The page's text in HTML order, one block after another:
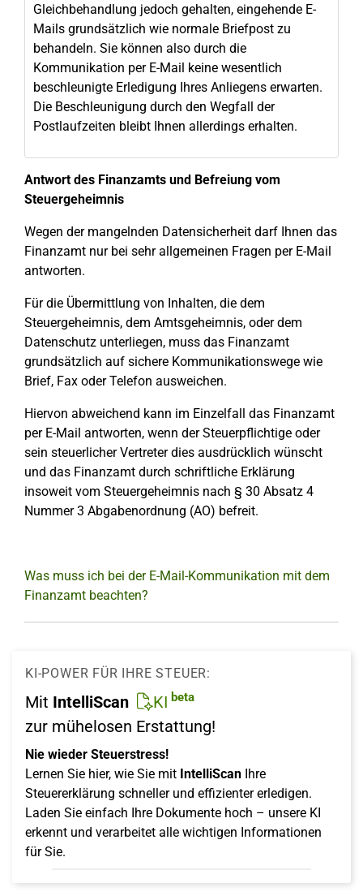
Gleichbehandlung jedoch gehalten, eingehende E-
Mails grundsätzlich wie normale Briefpost zu
behandeln. Sie können also durch die
Kommunikation per E-Mail keine wesentlich
beschleunigte Erledigung Ihres Anliegens erwarten.
Die Beschleunigung durch den Wegfall der
Postlaufzeiten bleibt Ihnen allerdings erhalten.
Antwort des Finanzamts und Befreiung vom
Steuergeheimnis
Wegen der mangelnden Datensicherheit darf Ihnen das
Finanzamt nur bei sehr allgemeinen Fragen per E-Mail
antworten.
Für die Übermittlung von Inhalten, die dem
Steuergeheimnis, dem Amtsgeheimnis, oder dem
Datenschutz unterliegen, muss das Finanzamt
grundsätzlich auf sichere Kommunikationswege wie
Brief, Fax oder Telefon ausweichen.
Hiervon abweichend kann im Einzelfall das Finanzamt
per E-Mail antworten, wenn der Steuerpflichtige oder
sein steuerlicher Vertreter dies ausdrücklich wünscht
und das Finanzamt durch schriftliche Erklärung
insoweit vom Steuergeheimnis nach § 30 Absatz 4
Nummer 3 Abgabenordnung (AO) befreit.
Was muss ich bei der E-Mail-Kommunikation mit dem
Finanzamt beachten?
KI-POWER FÜR IHRE STEUER:
Mit IntelliScan KI beta
zur mühelosen Erstattung!
Nie wieder Steuerstress!
Lernen Sie hier, wie Sie mit IntelliScan Ihre
Steuererklärung schneller und effizienter erledigen.
Laden Sie einfach Ihre Dokumente hoch – unsere KI
erkennt und verarbeitet alle wichtigen Informationen
für Sie.